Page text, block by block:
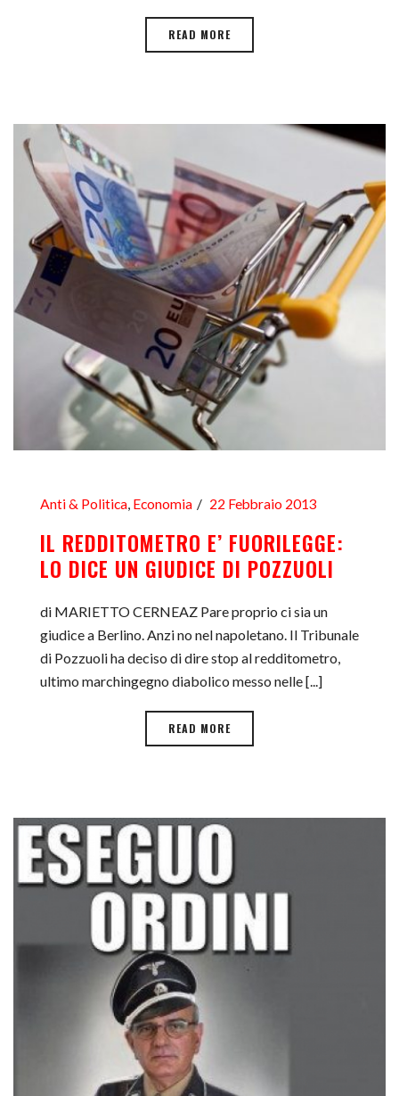
READ MORE
Anti & Politica Economia 22 Febbraio 2013
IL REDDITOMETRO E’ FUORILEGGE:
LO DICE UN GIUDICE DI POZZUOLI
di MARIETTO CERNEAZ Pare proprio ci sia un
giudice a Berlino. Anzi no nel napoletano. Il Tribunale
di Pozzuoli ha deciso di dire stop al redditometro,
ultimo marchingegno diabolico messo nelle [...]
READ MORE